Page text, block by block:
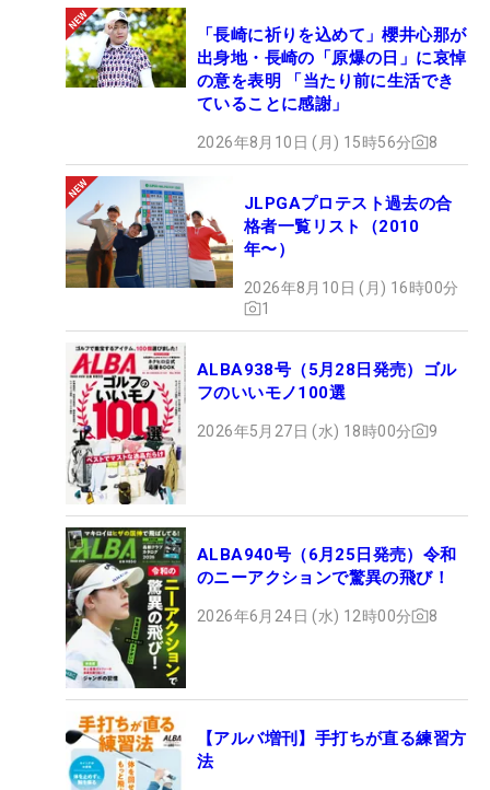
「長崎に祈りを込めて」櫻井心那が
出身地・長崎の「原爆の日」に哀悼
の意を表明 「当たり前に生活でき
ていることに感謝」
2026年8月10日 (月) 15時56分 8
JLPGAプロテスト過去の合
格者一覧リスト（2010
年〜）
2026年8月10日 (月) 16時00分
1
ALBA938号（5月28日発売）ゴル
フのいいモノ100選
2026年5月27日 (水) 18時00分 9
ALBA940号（6月25日発売）令和
のニーアクションで驚異の飛び！
2026年6月24日 (水) 12時00分 8
【アルバ増刊】手打ちが直る練習方
法